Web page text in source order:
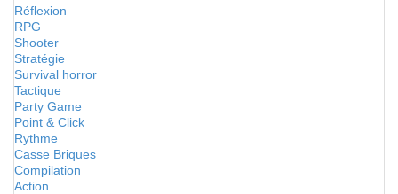
Réflexion
RPG
Shooter
Stratégie
Survival horror
Tactique
Party Game
Point & Click
Rythme
Casse Briques
Compilation
Action